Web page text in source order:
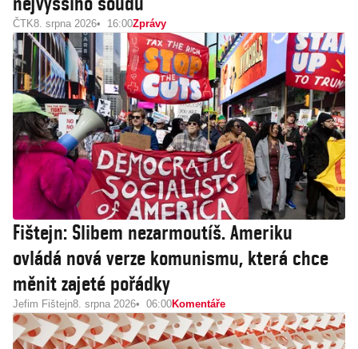
ČTK8. srpna 2026 16:00Zprávy
Fištejn: Slibem nezarmoutíš. Ameriku
ovládá nová verze komunismu, která chce
měnit zajeté pořádky
Jefim Fištejn8. srpna 2026 06:00Komentáře